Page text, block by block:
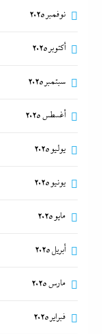
تفاصيل الاتفاق
نوفمبر 2025
أكتوبر 2025
سبتمبر 2025
أغسطس 2025
يوليو 2025
يونيو 2025
مايو 2025
أبريل 2025
مارس 2025
فبراير 2025